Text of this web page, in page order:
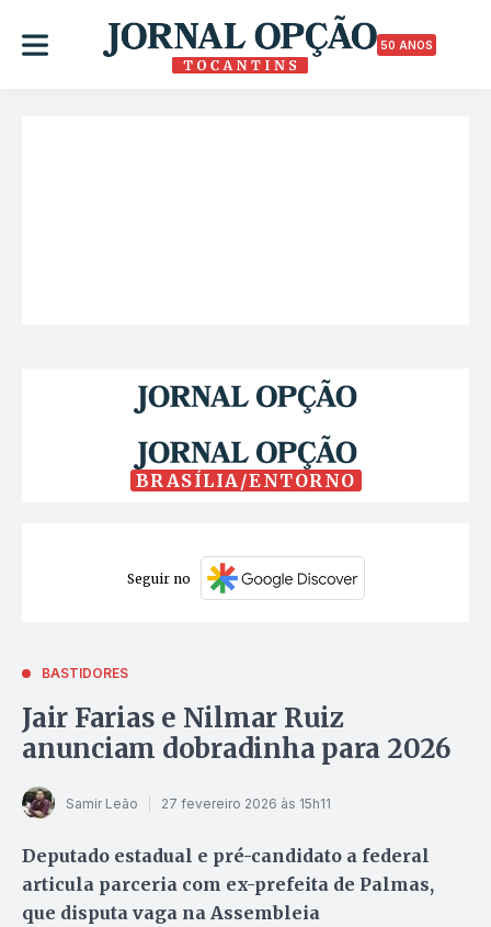
50 ANOS
BRASÍLIA/ENTORNO
Seguir no
BASTIDORES
Jair Farias e Nilmar Ruiz
anunciam dobradinha para 2026
Samir Leão 27 fevereiro 2026 às 15h11
Deputado estadual e pré-candidato a federal
articula parceria com ex-prefeita de Palmas,
que disputa vaga na Assembleia